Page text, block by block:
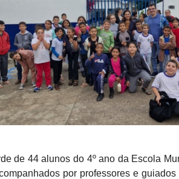
de 44 alunos do 4º ano da Escola
por professores e